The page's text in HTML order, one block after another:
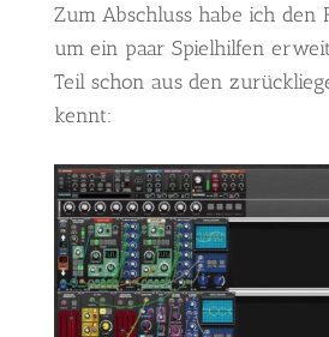
Zum Abschluss habe ich den
um ein paar Spielhilfen
Teil schon aus den
kennt: